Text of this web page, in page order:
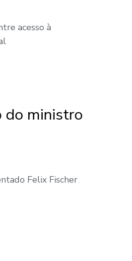
acesso à
do ministro
Felix Fischer